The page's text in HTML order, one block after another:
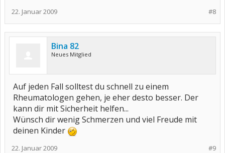
#8
22. Januar 2009
Bina 82
Neues Mitglied
Auf jeden Fall solltest du schnell zu einem
Rheumatologen gehen, je eher desto besser. Der
kann dir mit Sicherheit helfen...
Wünsch dir wenig Schmerzen und viel Freude mit
deinen Kinder
#9
22. Januar 2009